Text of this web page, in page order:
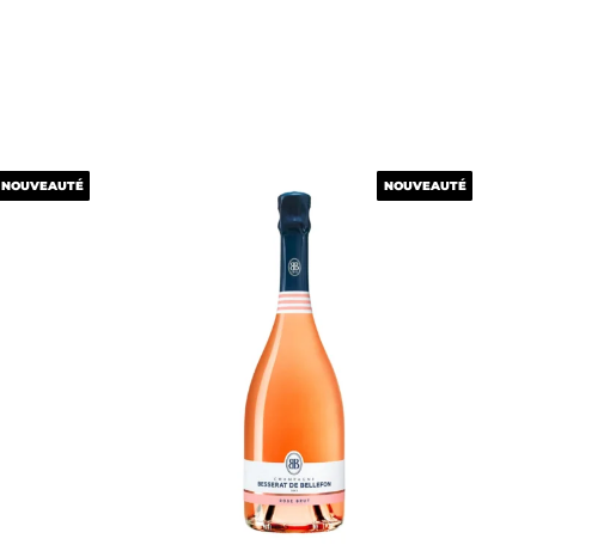
NOUVEAUTÉ
NOUVEAUTÉ NOUVEAUTÉ
NOUVEAUTÉ